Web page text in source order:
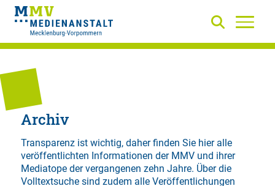
Archiv
Transparenz ist wichtig, daher finden Sie hier alle
veröffentlichten Informationen der MMV und ihrer
Mediatope der vergangenen zehn Jahre. Über die
Volltextsuchesind zudem alle Veröffentlichungen